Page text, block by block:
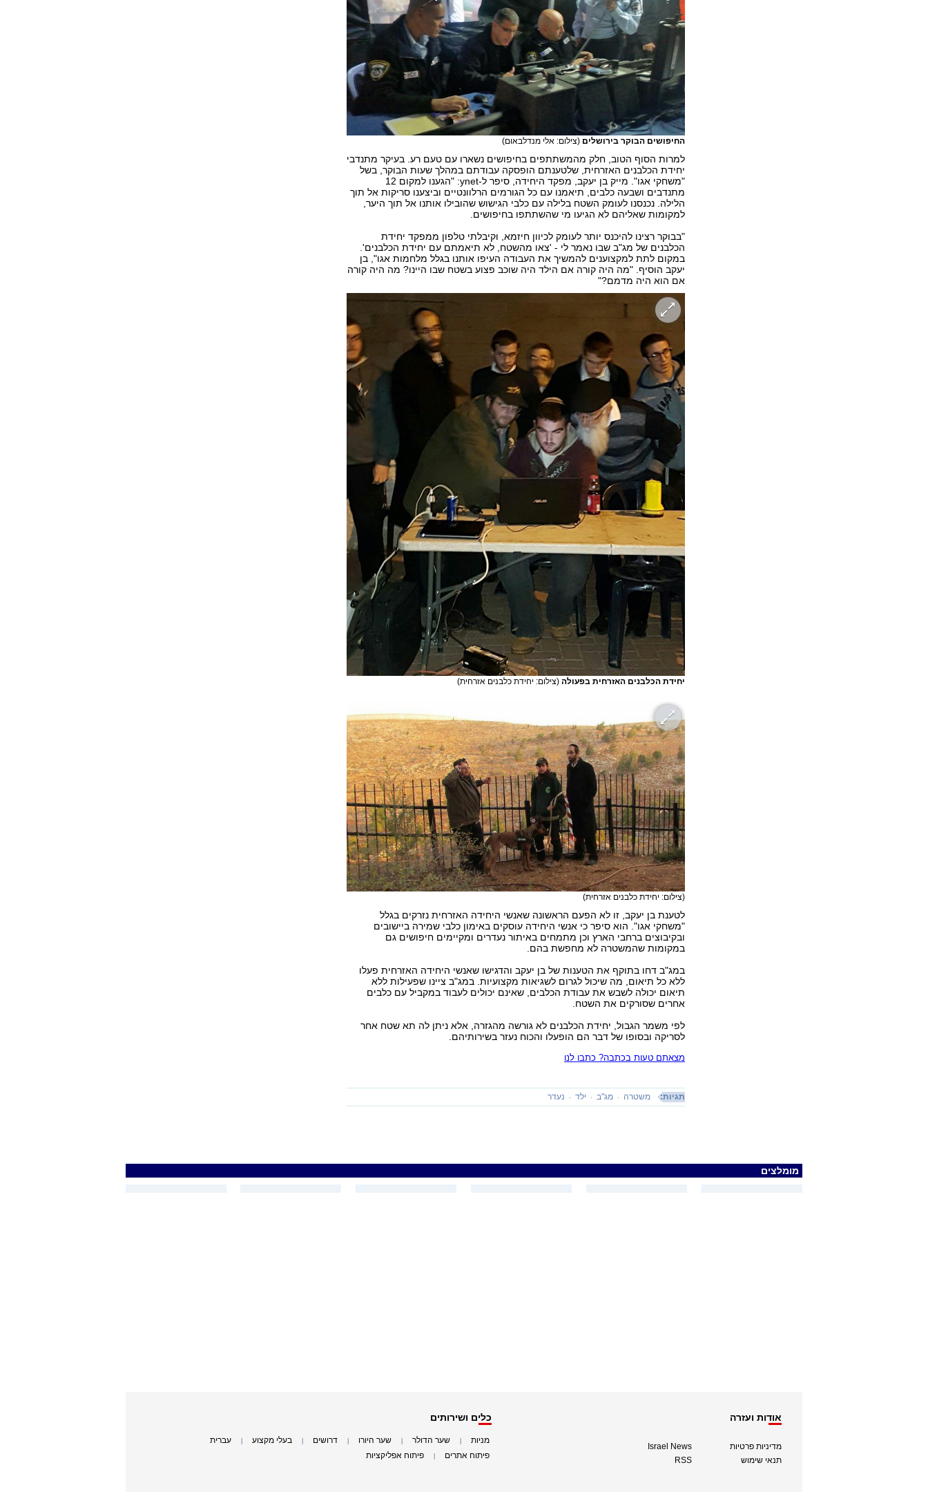
החיפושים הבוקר בירושלים (צילום: אלי מנדלבאום)
למרות הסוף הטוב, חלק מהמשתתפים בחיפושים נשארו עם טעם רע. בעיקר מתנדבי
יחידת הכלבנים האזרחית, שלטענתם הופסקה עבודתם במהלך שעות הבוקר, בשל
"משחקי אגו". מייק בן יעקב, מפקד היחידה, סיפר ל-ynet: "הגענו למקום 12
מתנדבים ושבעה כלבים, תיאמנו עם כל הגורמים הרלוונטיים וביצענו סריקות אל תוך
הלילה. נכנסנו לעומק השטח בלילה עם כלבי הגישוש שהובילו אותנו אל תוך היער,
למקומות שאליהם לא הגיעו מי שהשתתפו בחיפושים.
"בבוקר רצינו להיכנס יותר לעומק לכיוון חיזמא, וקיבלתי טלפון ממפקד יחידת
הכלבנים של מג"ב שבו נאמר לי - 'צאו מהשטח, לא תיאמתם עם יחידת הכלבנים'.
במקום לתת למקצוענים להמשיך את העבודה העיפו אותנו בגלל מלחמות אגו", בן
יעקב הוסיף. "מה היה קורה אם הילד היה שוכב פצוע בשטח שבו היינו? מה היה קורה
אם הוא היה מדמם?"
יחידת הכלבנים האזרחית בפעולה (צילום: יחידת כלבנים אזרחית)
(צילום: יחידת כלבנים אזרחית)
לטענת בן יעקב, זו לא הפעם הראשונה שאנשי היחידה האזרחית נזרקים בגלל
"משחקי אגו". הוא סיפר כי אנשי היחידה עוסקים באימון כלבי שמירה ביישובים
ובקיבוצים ברחבי הארץ וכן מתמחים באיתור נעדרים ומקיימים חיפושים גם
במקומות שהמשטרה לא מחפשת בהם.
במג"ב דחו בתוקף את הטענות של בן יעקב והדגישו שאנשי היחידה האזרחית פעלו
ללא כל תיאום, מה שיכול לגרום לשגיאות מקצועיות. במג"ב ציינו שפעילות ללא
תיאום יכולה לשבש את עבודת הכלבים, שאינם יכולים לעבוד במקביל עם כלבים
אחרים שסורקים את השטח.
לפי משמר הגבול, יחידת הכלבנים לא גורשה מהגזרה, אלא ניתן לה תא שטח אחר
לסריקה ובסופו של דבר הם הופעלו והכוח נעזר בשירותיהם.
מצאתם טעות בכתבה? כתבו לנו
תגיות: משטרה מג"ב ילד נעדר
מומלצים
אודות ועזרה
מדיניות פרטיות
תנאי שימוש
Israel News
RSS
כלים ושירותים
מניות שער הדולר שער היורו דרושים בעלי מקצוע עברית
פיתוח אתרים פיתוח אפליקציות